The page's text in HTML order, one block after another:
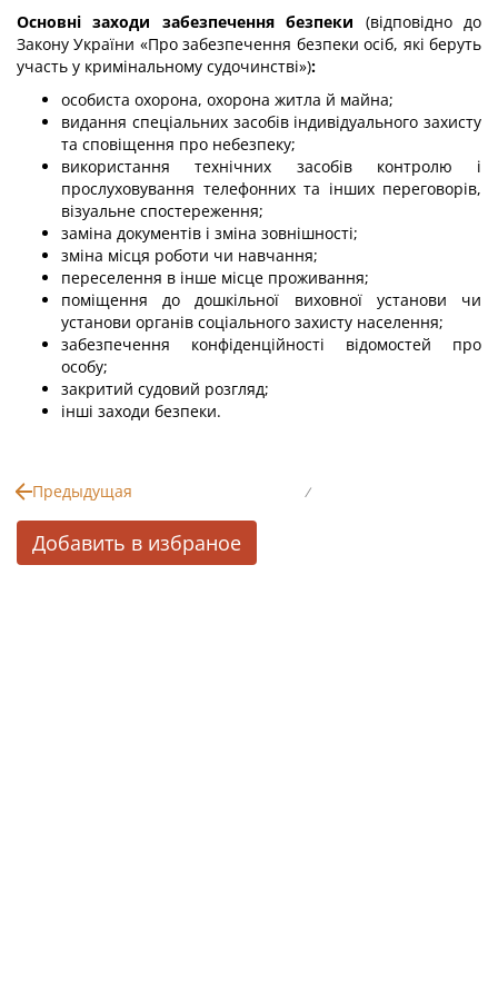
Основні заходи забезпечення безпеки (відповідно до
Закону України «Про забезпечення безпеки осіб, які беруть
участь у кримінальному судочинстві»):
особиста охорона, охорона житла й майна;
видання спеціальних засобів індивідуального захисту
та сповіщення про небезпеку;
використання технічних засобів контролю і
прослуховування телефонних та інших переговорів,
візуальне спостереження;
заміна документів і зміна зовнішності;
зміна місця роботи чи навчання;
переселення в інше місце проживання;
поміщення до дошкільної виховної установи чи
установи органів соціального захисту населення;
забезпечення конфіденційності відомостей про
особу;
закритий судовий розгляд;
інші заходи безпеки.
Предыдущая /
Добавить в избраное